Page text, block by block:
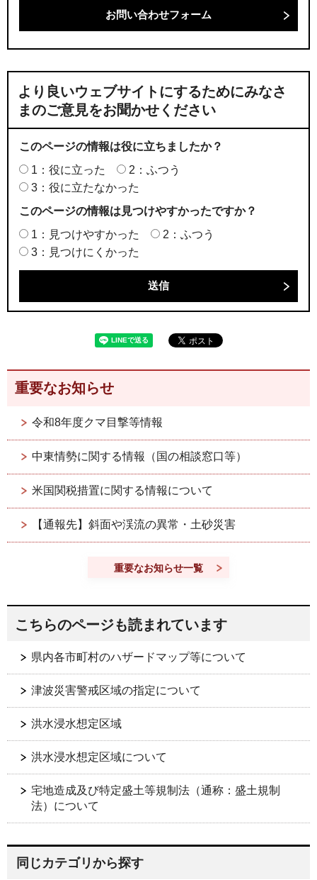
より良いウェブサイトにするためにみなさ
まのご意見をお聞かせください
このページの情報は役に立ちましたか？
1：役に立った
2：ふつう
3：役に立たなかった
このページの情報は見つけやすかったですか？
1：見つけやすかった
2：ふつう
3：見つけにくかった
重要なお知らせ
令和8年度クマ目撃等情報
中東情勢に関する情報（国の相談窓口等）
米国関税措置に関する情報について
【通報先】斜面や渓流の異常・土砂災害
重要なお知らせ一覧
こちらのページも読まれています
県内各市町村のハザードマップ等について
津波災害警戒区域の指定について
洪水浸水想定区域
洪水浸水想定区域について
宅地造成及び特定盛土等規制法（通称：盛土規制
法）について
同じカテゴリから探す